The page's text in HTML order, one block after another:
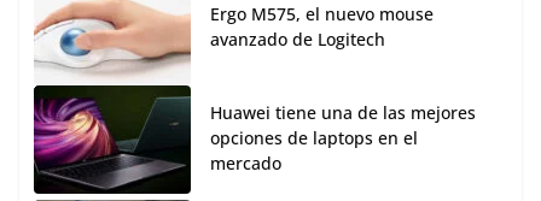
Ergo M575, el nuevo mouse
avanzado de Logitech
Huawei tiene una de las mejores
opciones de laptops en el
mercado